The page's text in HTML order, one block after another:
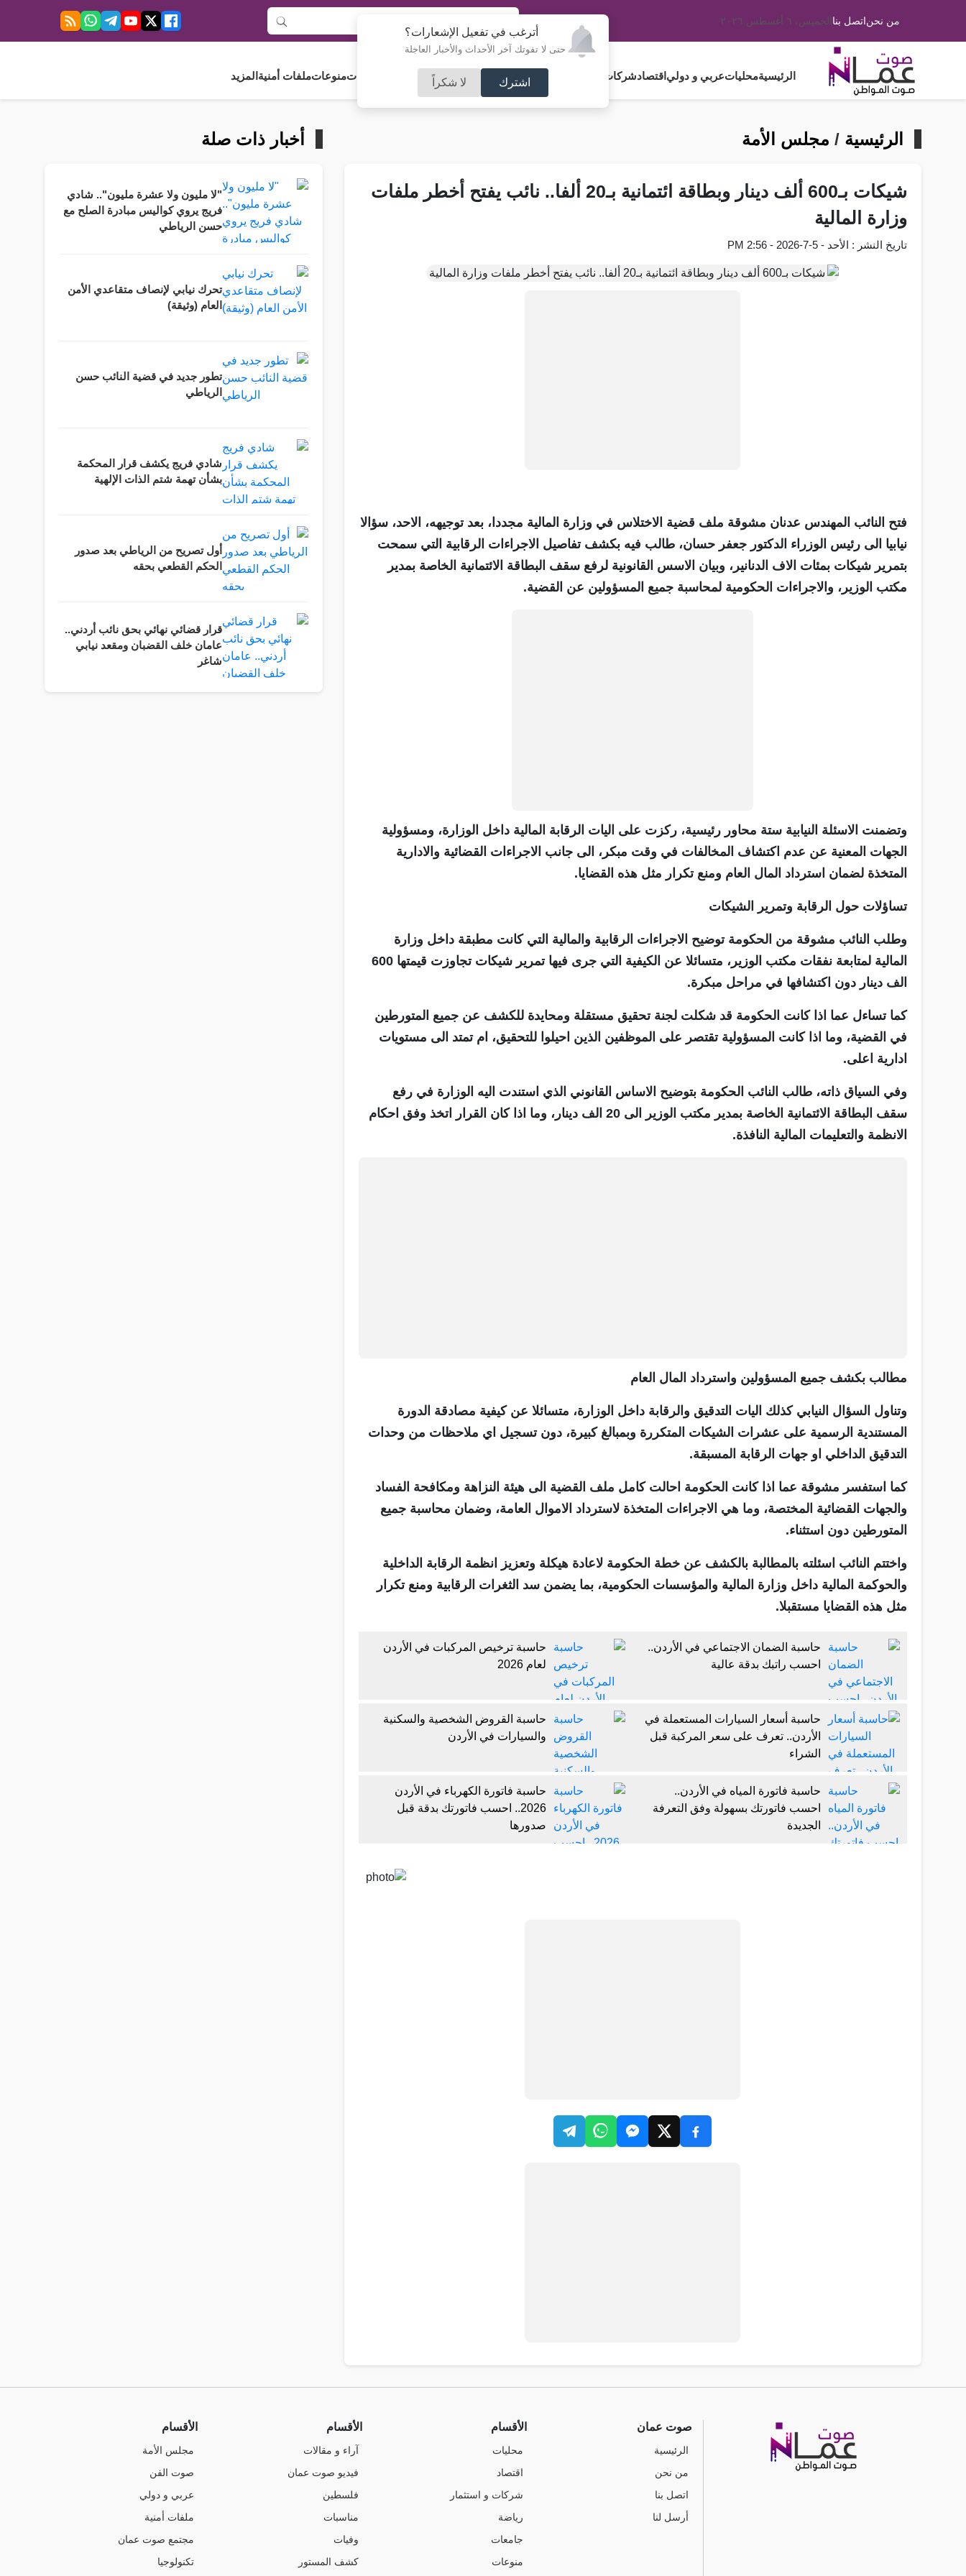
أترغب في تفعيل الإشعارات؟
حتى لا تفوتك آخر الأحداث والأخبار العاجلة
اشترك لا شكراً
من نحناتصل بناالخميس، ٦ أغسطس ٢٠٢٦
الرئيسيةمحلياتعربي و دولي اقتصادشركات و استثمار فلسطين مجلس الأمةرياضة آراء و مقالات جامعاتمنوعاتملفات أمنية المزيد
الرئيسية / مجلس الأمة
شيكات بـ600 ألف دينار وبطاقة ائتمانية بـ20 ألفا.. نائب يفتح أخطر ملفات
وزارة المالية
تاريخ النشر : الأحد - 5-7-2026 - 2:56 PM
فتح النائب المهندس عدنان مشوقة ملف قضية الاختلاس في وزارة المالية مجددا، بعد توجيهه، الاحد، سؤالا
نيابيا الى رئيس الوزراء الدكتور جعفر حسان، طالب فيه بكشف تفاصيل الاجراءات الرقابية التي سمحت
بتمرير شيكات بمئات الاف الدنانير، وبيان الاسس القانونية لرفع سقف البطاقة الائتمانية الخاصة بمدير
مكتب الوزير، والاجراءات الحكومية لمحاسبة جميع المسؤولين عن القضية.
وتضمنت الاسئلة النيابية ستة محاور رئيسية، ركزت على اليات الرقابة المالية داخل الوزارة، ومسؤولية
الجهات المعنية عن عدم اكتشاف المخالفات في وقت مبكر، الى جانب الاجراءات القضائية والادارية
المتخذة لضمان استرداد المال العام ومنع تكرار مثل هذه القضايا.
تساؤلات حول الرقابة وتمرير الشيكات
وطلب النائب مشوقة من الحكومة توضيح الاجراءات الرقابية والمالية التي كانت مطبقة داخل وزارة
المالية لمتابعة نفقات مكتب الوزير، متسائلا عن الكيفية التي جرى فيها تمرير شيكات تجاوزت قيمتها 600
الف دينار دون اكتشافها في مراحل مبكرة.
كما تساءل عما اذا كانت الحكومة قد شكلت لجنة تحقيق مستقلة ومحايدة للكشف عن جميع المتورطين
في القضية، وما اذا كانت المسؤولية تقتصر على الموظفين الذين احيلوا للتحقيق، ام تمتد الى مستويات
ادارية اعلى.
وفي السياق ذاته، طالب النائب الحكومة بتوضيح الاساس القانوني الذي استندت اليه الوزارة في رفع
سقف البطاقة الائتمانية الخاصة بمدير مكتب الوزير الى 20 الف دينار، وما اذا كان القرار اتخذ وفق احكام
الانظمة والتعليمات المالية النافذة.
مطالب بكشف جميع المسؤولين واسترداد المال العام
وتناول السؤال النيابي كذلك اليات التدقيق والرقابة داخل الوزارة، متسائلا عن كيفية مصادقة الدورة
المستندية الرسمية على عشرات الشيكات المتكررة وبمبالغ كبيرة، دون تسجيل اي ملاحظات من وحدات
التدقيق الداخلي او جهات الرقابة المسبقة.
كما استفسر مشوقة عما اذا كانت الحكومة احالت كامل ملف القضية الى هيئة النزاهة ومكافحة الفساد
والجهات القضائية المختصة، وما هي الاجراءات المتخذة لاسترداد الاموال العامة، وضمان محاسبة جميع
المتورطين دون استثناء.
واختتم النائب اسئلته بالمطالبة بالكشف عن خطة الحكومة لاعادة هيكلة وتعزيز انظمة الرقابة الداخلية
والحوكمة المالية داخل وزارة المالية والمؤسسات الحكومية، بما يضمن سد الثغرات الرقابية ومنع تكرار
مثل هذه القضايا مستقبلا.
حاسبة الضمان الاجتماعي في الأردن..
احسب راتبك بدقة عالية
حاسبة ترخيص المركبات في الأردن
لعام 2026
حاسبة أسعار السيارات المستعملة في
الأردن.. تعرف على سعر المركبة قبل
الشراء
حاسبة القروض الشخصية والسكنية
والسيارات في الأردن
حاسبة فاتورة المياه في الأردن..
احسب فاتورتك بسهولة وفق التعرفة
الجديدة
حاسبة فاتورة الكهرباء في الأردن
2026.. احسب فاتورتك بدقة قبل
صدورها
أخبار ذات صلة
"لا مليون ولا عشرة مليون".. شادي
فريج يروي كواليس مبادرة الصلح مع
حسن الرياطي
تحرك نيابي لإنصاف متقاعدي الأمن
العام (وثيقة)
تطور جديد في قضية النائب حسن
الرياطي
شادي فريج يكشف قرار المحكمة
بشأن تهمة شتم الذات الإلهية
أول تصريح من الرياطي بعد صدور
الحكم القطعي بحقه
قرار قضائي نهائي بحق نائب أردني..
عامان خلف القضبان ومقعد نيابي
شاغر
صوت عمان
الرئيسية
من نحن
اتصل بنا
أرسل لنا
الأقسام
محليات
اقتصاد
شركات و استثمار
رياضة
جامعات
منوعات
الأقسام
آراء و مقالات
فيديو صوت عمان
فلسطين
مناسبات
وفيات
كشف المستور
الأقسام
مجلس الأمة
صوت الفن
عربي و دولي
ملفات أمنية
مجتمع صوت عمان
تكنولوجيا